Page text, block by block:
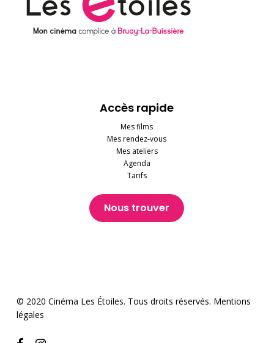
Accès rapide
Mes films
Mes rendez-vous
Mes ateliers
Agenda
Tarifs
Nous trouver
© 2020 Cinéma Les Étoiles. Tous droits réservés. Mentions
légales